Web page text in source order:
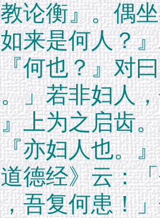
论衡』。偶
来是何人？
何也？』对
」若非妇人
上为之启齿
亦妇人也。
德经》云：
吾复何患！